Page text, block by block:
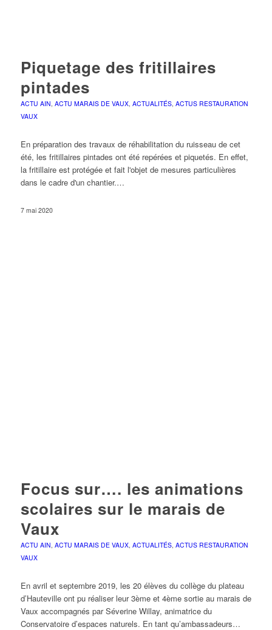
Piquetage des fritillaires
pintades
ACTU AIN, ACTU MARAIS DE VAUX, ACTUALITÉS, ACTUS RESTAURATION
VAUX
En préparation des travaux de réhabilitation du ruisseau de cet
été, les fritillaires pintades ont été repérées et piquetés. En effet,
la fritillaire est protégée et fait l'objet de mesures particulières
dans le cadre d'un chantier.…
7 mai 2020
Focus sur…. les animations
scolaires sur le marais de
Vaux
ACTU AIN ACTU MARAIS DE VAUX, ACTUALITÉS, ACTUS RESTAURATION
VAUX
En avril et septembre 2019, les 20 élèves du collège du plateau
d’Hauteville ont pu réaliser leur 3ème et 4ème sortie au marais de
Vaux accompagnés par Séverine Willay, animatrice du
Conservatoire d’espaces naturels. En tant qu’ambassadeurs…